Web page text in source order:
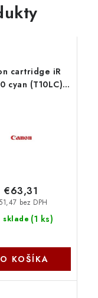
cartridge iR
cyan (T10LC)
sklade (1 ks)
bez DPH
€63,31
KOŠÍKA